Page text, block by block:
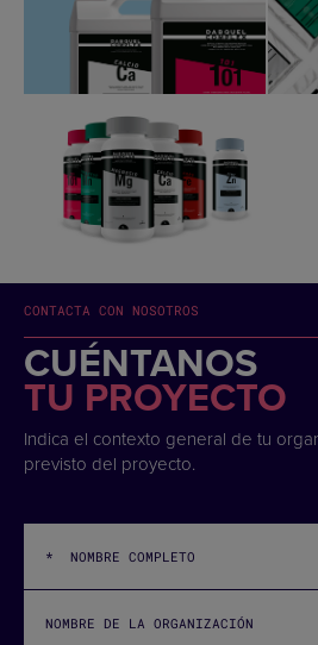
CONTACTA CON NOSOTROS
CUÉNTANOS
TU PROYECTO
Indica el contexto general de tu
previsto del proyecto.